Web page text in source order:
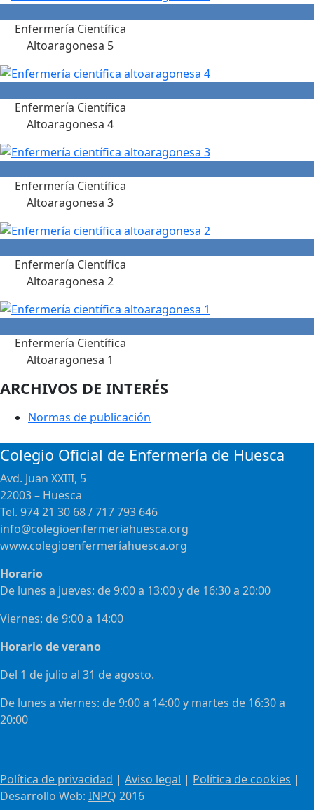
Enfermería Científica
Altoaragonesa 5
Enfermería Científica
Altoaragonesa 4
Enfermería Científica
Altoaragonesa 3
Enfermería Científica
Altoaragonesa 2
Enfermería Científica
Altoaragonesa 1
ARCHIVOS DE INTERÉS
Normas de publicación
Colegio Oficial de Enfermería de Huesca
Avd. Juan XXIII, 5
22003 – Huesca
Tel. 974 21 30 68 / 717 793 646
info@colegioenfermeriahuesca.org
www.colegioenfermeríahuesca.org
Horario
De lunes a jueves: de 9:00 a 13:00 y de 16:30 a 20:00
Viernes: de 9:00 a 14:00
Horario de verano
Del 1 de julio al 31 de agosto.
De lunes a viernes: de 9:00 a 14:00 y martes de 16:30 a
20:00
Política de privacidad | Aviso legal | Política de cookies |
Desarrollo Web: INPQ 2016